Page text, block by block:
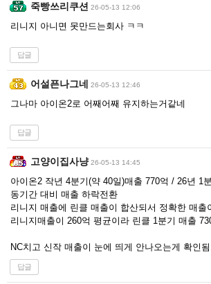
죽빵쓰리쿠션 26-05-13 12:06
리니지 아니면 못만드는회사 ㅋㅋ
답글
어설픈나그네 26-05-13 12:46
그나마 아이온2로 어째어째 유지하는거같네
답글
고양이집사냥 26-05-13 14:45
아이온2 작년 4분기(약 40일)매출 770억 / 26년 1
동기간 대비 매출 하락전환
리니지 매출에 린클 매출이 합산되서 정확한 매출
리니지매출이 260억 평균이라 린클 1분기 매출
NC치고 신작 매출이 눈에 띄게 안나오는게 확인
답글